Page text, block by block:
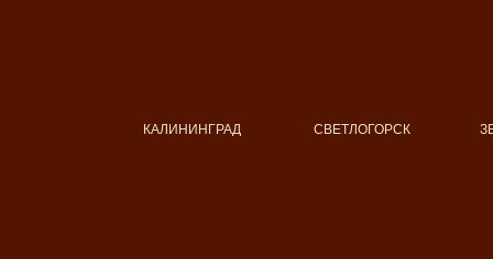
КАЛИНИНГРАД СВЕТЛОГОРСК